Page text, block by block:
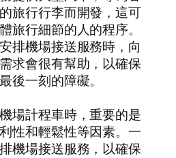
旅行行李而開發，這可
旅行細節的人的程序。
排機場接送服務時，向
求會很有幫助，以確保
後一刻的障礙。
場計程車時，重要的是
性和輕鬆性等因素。一
機場接送服務，以確保